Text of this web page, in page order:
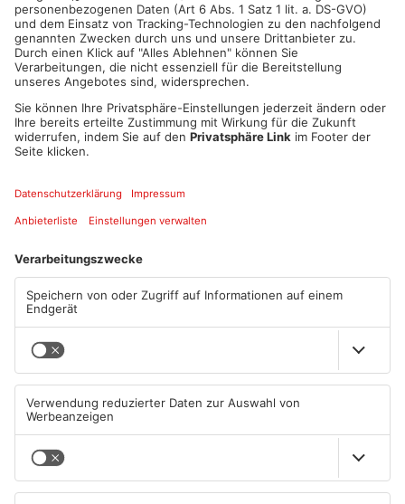
ANZEIGE
Mehr aus Sport
TV Großwallstadt tritt gegen
Rhein-Neckar Löwen an
07.08.2026, 16:08 UHR IN SPORT 05.08.2026, 04:30 UHR IN SPORT
TOPNEWS